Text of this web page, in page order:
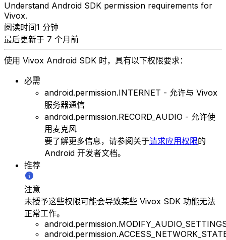
Understand Android SDK permission requirements for
Vivox.
阅读时间1 分钟
最后更新于 7 个月前
使用 Vivox Android SDK 时，具有以下权限要求：
必需
android.permission.INTERNET - 允许与 Vivox
服务器通信
android.permission.RECORD_AUDIO - 允许使
用麦克风
要了解更多信息，请参阅关于请求应用权限的
Android 开发者文档。
推荐
注意
未授予这些权限可能会导致某些 Vivox SDK 功能无法
正常工作。